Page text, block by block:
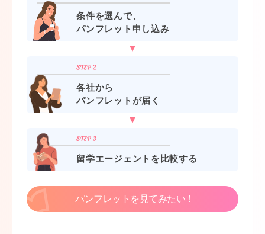
条件を選んで、
パンフレット申し込み
各社から
パンフレットが届く
留学エージェントを比較する
パンフレットを見てみたい！